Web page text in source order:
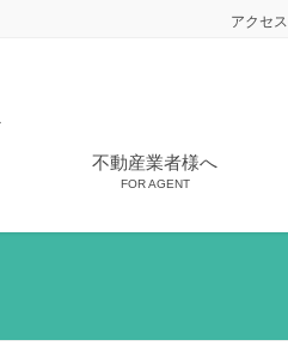
アクセス
不動産業者様へ
FOR AGENT